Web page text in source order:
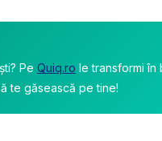
Pe Quiq.ro le transformi în
te găsească pe tine!